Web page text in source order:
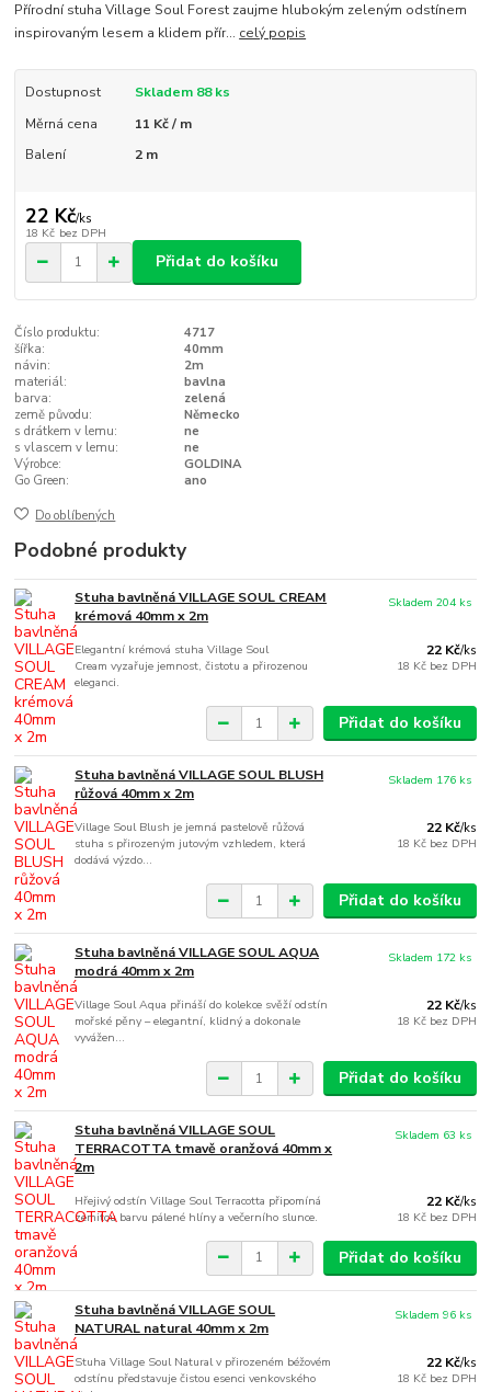
Přírodní stuha Village Soul Forest zaujme hlubokým zeleným odstínem
inspirovaným lesem a klidem přír... celý popis
Dostupnost
Skladem 88 ks
Měrná cena
11 Kč / m
Balení
2 m
22 Kč/ks
18 Kč bez DPH
Přidat do košíku
Číslo produktu:
4717
šířka:
40mm
návin:
2m
materiál:
bavlna
barva:
zelená
země původu:
Německo
s drátkem v lemu:
ne
s vlascem v lemu:
ne
Výrobce:
GOLDINA
Go Green:
ano
Do oblíbených
Podobné produkty
Stuha bavlněná VILLAGE SOUL CREAM
krémová 40mm x 2m
Elegantní krémová stuha Village Soul
Cream vyzařuje jemnost, čistotu a přirozenou
eleganci.
22 Kč/ks
18 Kč bez DPH
Skladem 204 ks
Přidat do košíku
Stuha bavlněná VILLAGE SOUL BLUSH
růžová 40mm x 2m
Village Soul Blush je jemná pastelově růžová
stuha s přirozeným jutovým vzhledem, která
dodává výzdo...
22 Kč/ks
18 Kč bez DPH
Skladem 176 ks
Přidat do košíku
Stuha bavlněná VILLAGE SOUL AQUA
modrá 40mm x 2m
Village Soul Aqua přináší do kolekce svěží odstín
mořské pěny – elegantní, klidný a dokonale
vyvážen...
22 Kč/ks
18 Kč bez DPH
Skladem 172 ks
Přidat do košíku
Stuha bavlněná VILLAGE SOUL
TERRACOTTA tmavě oranžová 40mm x
2m
Hřejivý odstín Village Soul Terracotta připomíná
zemitou barvu pálené hlíny a večerního slunce.
22 Kč/ks
18 Kč bez DPH
Skladem 63 ks
Přidat do košíku
Stuha bavlněná VILLAGE SOUL
NATURAL natural 40mm x 2m
Stuha Village Soul Natural v přirozeném béžovém
odstínu představuje čistou esenci venkovského
22 Kč/ks
18 Kč bez DPH
Skladem 96 ks